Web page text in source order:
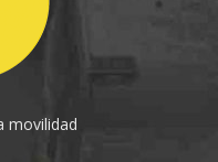
movilidad